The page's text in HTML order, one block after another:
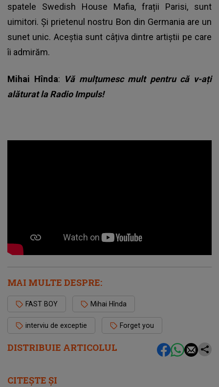
DISTRIBUIE ARTICOLUL
spatele Swedish House Mafia, frații Parisi, sunt
uimitori. Și prietenul nostru Bon din Germania are un
sunet unic. Aceștia sunt câțiva dintre artiștii pe care
îi admirăm.
Mihai Hînda: Vă mulțumesc mult pentru că v-ați
alăturat la Radio Impuls!
MAI MULTE DESPRE:
FAST BOY Mihai Hînda
interviu de exceptie Forget you
CITEȘTE ȘI